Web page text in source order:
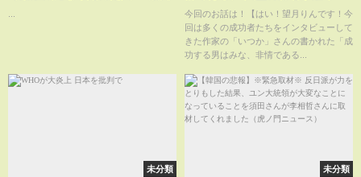
る残酷すぎる行動原則61【いつ
か】
今回のお話は！【はい！望月りんです！今
回は多くの成功者たちをインタビューして
きた作家の「いつか」さんの書かれた「成
功する男はみな、非情である...
未分類 未分類